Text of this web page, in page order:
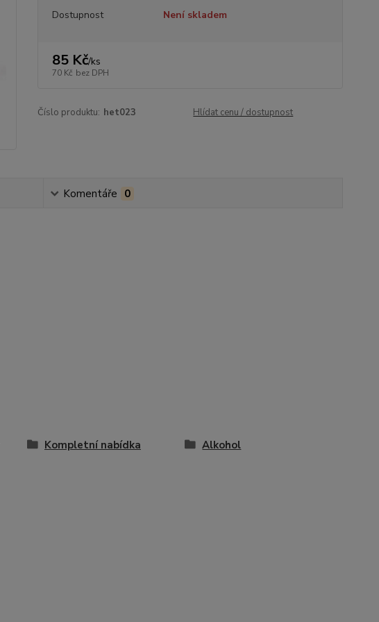
Dostupnost Není skladem
85 Kč/ks
70 Kč bez DPH
Číslo produktu: het023 Hlídat cenu / dostupnost
Komentáře 0
Kompletní nabídka
Alkohol